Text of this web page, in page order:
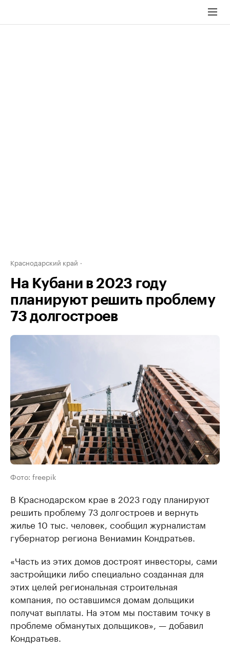
Краснодарский край
На Кубани в 2023 году
планируют решить проблему
73 долгостроев
Фото: freepik
В Краснодарском крае в 2023 году планируют
решить проблему 73 долгостроев и вернуть
жилье 10 тыс. человек, сообщил журналистам
губернатор региона Вениамин Кондратьев.
«Часть из этих домов достроят инвесторы, сами
застройщики либо специально созданная для
этих целей региональная строительная
компания, по оставшимся домам дольщики
получат выплаты. На этом мы поставим точку в
проблеме обманутых дольщиков», — добавил
Кондратьев.